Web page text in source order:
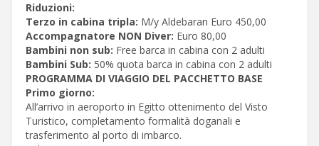
Riduzioni:
Terzo in cabina tripla: M/y Aldebaran Euro 450,00
Accompagnatore NON Diver: Euro 80,00
Bambini non sub: Free barca in cabina con 2 adulti
Bambini Sub: 50% quota barca in cabina con 2 adulti
PROGRAMMA DI VIAGGIO DEL PACCHETTO BASE
Primo giorno:
All’arrivo in aeroporto in Egitto ottenimento del Visto
Turistico, completamento formalità doganali e
trasferimento al porto di imbarco.